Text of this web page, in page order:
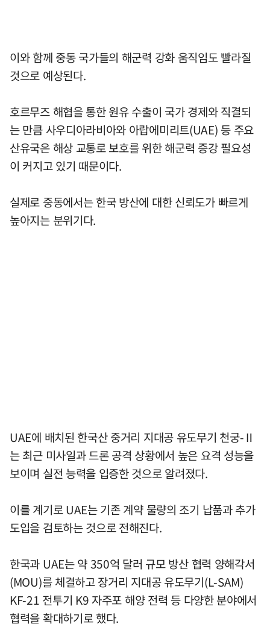
이와 함께 중동 국가들의 해군력 강화 움직임도 빨라질
것으로 예상된다.
호르무즈 해협을 통한 원유 수출이 국가 경제와 직결되
는 만큼 사우디아라비아와 아랍에미리트(UAE) 등 주요
산유국은 해상 교통로 보호를 위한 해군력 증강 필요성
이 커지고 있기 때문이다.
실제로 중동에서는 한국 방산에 대한 신뢰도가 빠르게
높아지는 분위기다.
UAE에 배치된 한국산 중거리 지대공 유도무기 천궁-Ⅱ
는 최근 미사일과 드론 공격 상황에서 높은 요격 성능을
보이며 실전 능력을 입증한 것으로 알려졌다.
이를 계기로 UAE는 기존 계약 물량의 조기 납품과 추가
도입을 검토하는 것으로 전해진다.
한국과 UAE는 약 350억 달러 규모 방산 협력 양해각서
(MOU)를 체결하고 장거리 지대공 유도무기(L-SAM)
KF-21 전투기 K9 자주포 해양 전력 등 다양한 분야에서
협력을 확대하기로 했다.